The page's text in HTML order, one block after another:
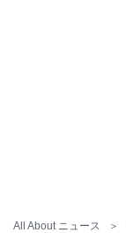
All About ニュース